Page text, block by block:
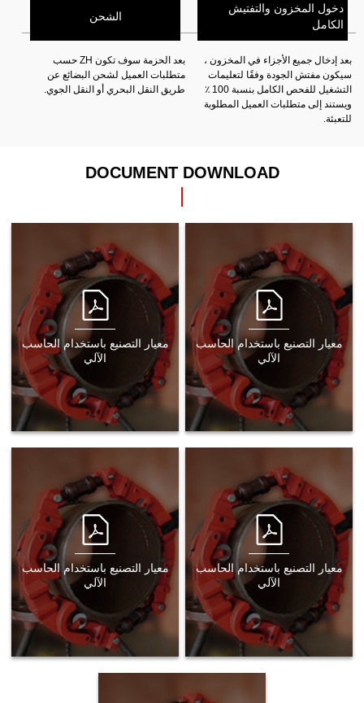
دخول المخزون والتفتيش
الكامل
بعد إدخال جميع الأجزاء في المخزون ،
سيكون مفتش الجودة وفقًا لتعليمات
التشغيل للفحص الكامل بنسبة 100 ٪
ويستند إلى متطلبات العميل المطلوبة
للتعبئة.
الشحن
بعد الحزمة سوف تكون ZH حسب
متطلبات العميل لشحن البضائع عن
طريق النقل البحري أو النقل الجوي.
DOCUMENT DOWNLOAD
معيار التصنيع باستخدام الحاسب
الآلي
معيار التصنيع باستخدام الحاسب
الآلي
معيار التصنيع باستخدام الحاسب
الآلي
معيار التصنيع باستخدام الحاسب
الآلي